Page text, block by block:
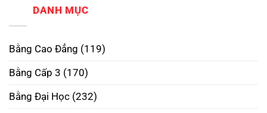
Bỏ
Tương
Học
RMIT
Mở
Tương
Lai
luận
ở
Bằng
Tại
Nội
Uy
DANH MỤC
Bằng Cao Đẳng (119)
Bằng Cấp 3 (170)
Bằng Đại Học (232)